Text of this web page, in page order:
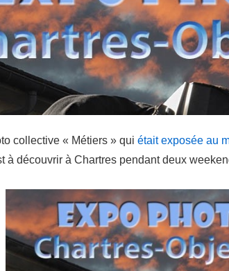
collective « Métiers » qui était exposée au
à découvrir à Chartres pendant deux